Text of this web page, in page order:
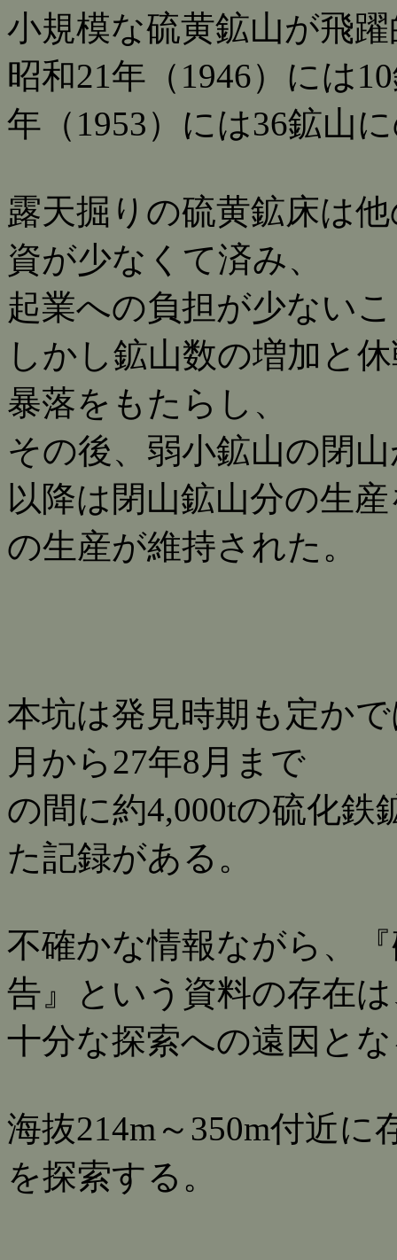
小規模な硫黄鉱山が飛
昭和21年（1946）には
年（1953）には36鉱山
露天掘りの硫黄鉱床は
資が少なくて済み、
起業への負担が少ない
しかし鉱山数の増加と
暴落をもたらし、
その後、弱小鉱山の閉
以降は閉山鉱山分の生
の生産が維持された。
本坑は発見時期も定か
月から27年8月まで
の間に約4,000tの硫化鉄
た記録がある。
不確かな情報ながら、
告』という資料の存在
十分な探索への遠因と
海抜214m～350m付近
を探索する。